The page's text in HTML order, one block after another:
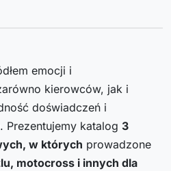
emocji i
kierowców, jak i
doświadczeń i
Prezentujemy katalog 3
w których prowadzone
motocross i innych dla